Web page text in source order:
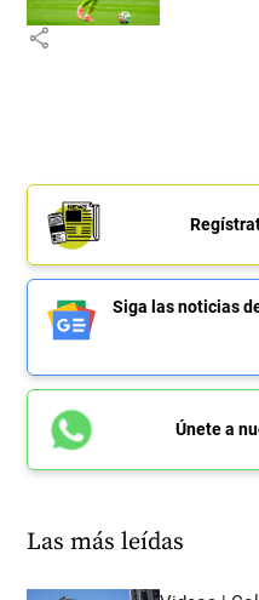
share
Siga las noticias
Únete a
Las más leídas